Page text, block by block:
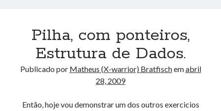
mb_posts.post_content LIKE '%![:pt!]%' ESCAPE
'!' OR mb_posts.post_content LIKE '%<!--:pt--
[:!]%' ESCAPE '!' AND mb_posts.post_content NOT
Pilha, com ponteiros,
Estrutura de Dados.
Publicado por Matheus (X-warrior) Bratfischemabril
28, 2009
Então, hoje vou demonstrar um dos outros exercicios